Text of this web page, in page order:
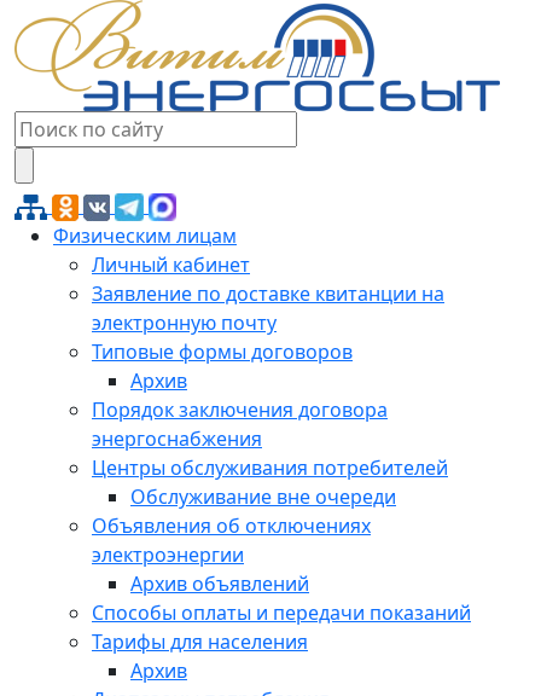
Физическим лицам
Личный кабинет
Заявление по доставке квитанции на
электронную почту
Типовые формы договоров
Архив
Порядок заключения договора
энергоснабжения
Центры обслуживания потребителей
Обслуживание вне очереди
Объявления об отключениях
электроэнергии
Архив объявлений
Способы оплаты и передачи показаний
Тарифы для населения
Архив